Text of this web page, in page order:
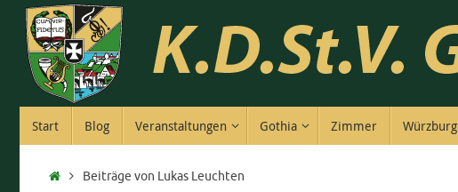
Zum
Inhalt
springen
Inhalt
Start Blog Veranstaltungen Gothia Zimmer Würzburg
StartBeiträge von Lukas Leuchten